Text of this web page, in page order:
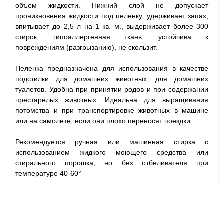
объем жидкости. Нижний слой не допускает
проникновения жидкости под пеленку, удерживает запах,
впитывает до 2,5 л на 1 кв. м., выдерживает более 300
стирок, гипоаллергенная ткань, устойчива к
повреждениям (разгрызанию), не скользит.
Пеленка предназначена для использования в качестве
подстилки для домашних животных, для домашних
туалетов. Удобна при принятии родов и при содержании
престарелых животных. Идеальна для выращивания
потомства и при транспортировке животных в машине
или на самолете, если они плохо переносят поездки.
Рекомендуется ручная или машинная стирка с
использованием жидкого моющего средства или
стирального порошка, но без отбеливателя при
температуре 40-60°